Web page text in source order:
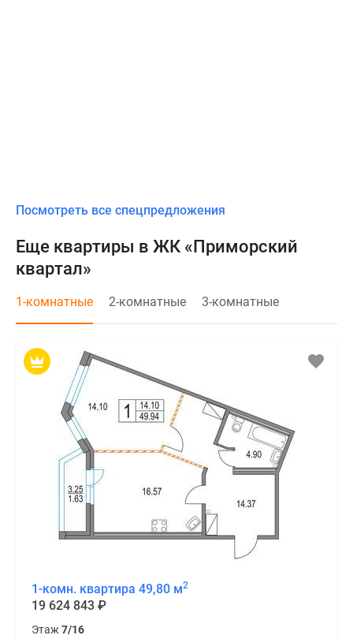
Посмотреть все спецпредложения
Еще квартиры в ЖК «Приморский
квартал»
1-комнатные 2-комнатные 3-комнатные
1-комн. квартира 49,80 м2
19 624 843 ₽
Этаж7/16